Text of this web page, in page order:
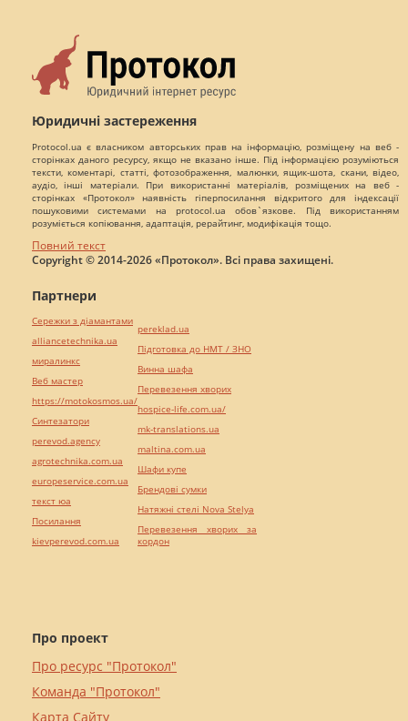
Юридичні застереження
Protocol.ua є власником авторських прав на інформацію, розміщену на веб -
сторінках даного ресурсу, якщо не вказано інше. Під інформацією розуміються
тексти, коментарі, статті, фотозображення, малюнки, ящик-шота, скани, відео,
аудіо, інші матеріали. При використанні матеріалів, розміщених на веб -
сторінках «Протокол» наявність гіперпосилання відкритого для індексації
пошуковими системами на protocol.ua обов`язкове. Під використанням
розуміється копіювання, адаптація, рерайтинг, модифікація тощо.
Повний текст
Copyright © 2014-2026 «Протокол». Всі права захищені.
Про проект
Про ресурс "Протокол"
Команда "Протокол"
Карта Сайту
Партнери
Сережки з діамантами
alliancetechnika.ua
миралинкс
Веб мастер
https://motokosmos.ua/
Синтезатори
perevod.agency
agrotechnika.com.ua
europeservice.com.ua
текст юа
Посилання
kievperevod.com.ua
pereklad.ua
Підготовка до НМТ / ЗНО
Винна шафа
Перевезення хворих
hospice-life.com.ua/
mk-translations.ua
maltina.com.ua
Шафи купе
Брендові сумки
Натяжні стелі Nova Stelya
Перевезення хворих за
кордон